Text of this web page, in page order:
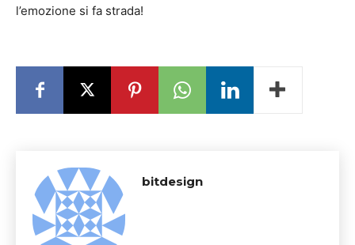
l’emozione si fa strada!
bitdesign